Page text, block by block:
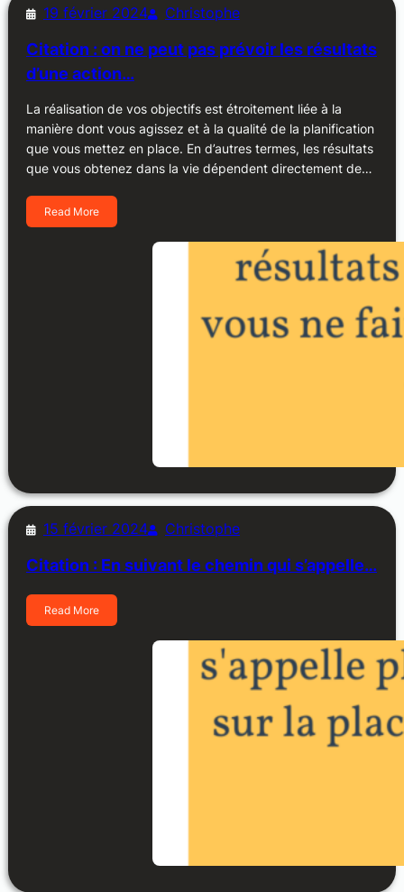
19 février 2024 Christophe
Citation : on ne peut pas prévoir les résultats
d’une action…
La réalisation de vos objectifs est étroitement liée à la
manière dont vous agissez et à la qualité de la planification
que vous mettez en place. En d’autres termes, les résultats
que vous obtenez dans la vie dépendent directement de…
Read More
15 février 2024 Christophe
Citation : En suivant le chemin qui s’appelle…
Read More